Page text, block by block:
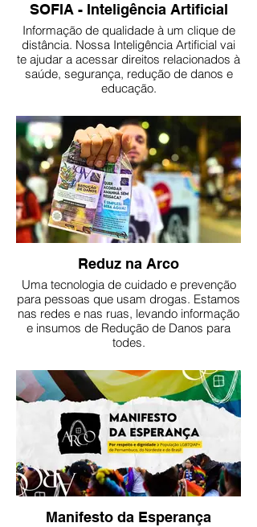
SOFIA - Inteligência Artificial
Informação de qualidade à um clique de
distância. Nossa Inteligência Artificial vai
te ajudar a acessar direitos relacionados à
saúde, segurança, redução de danos e
educação.
Reduz na Arco
Uma tecnologia de cuidado e prevenção
para pessoas que usam drogas. Estamos
nas redes e nas ruas, levando informação
e insumos de Redução de Danos para
todes.
Manifesto da Esperança